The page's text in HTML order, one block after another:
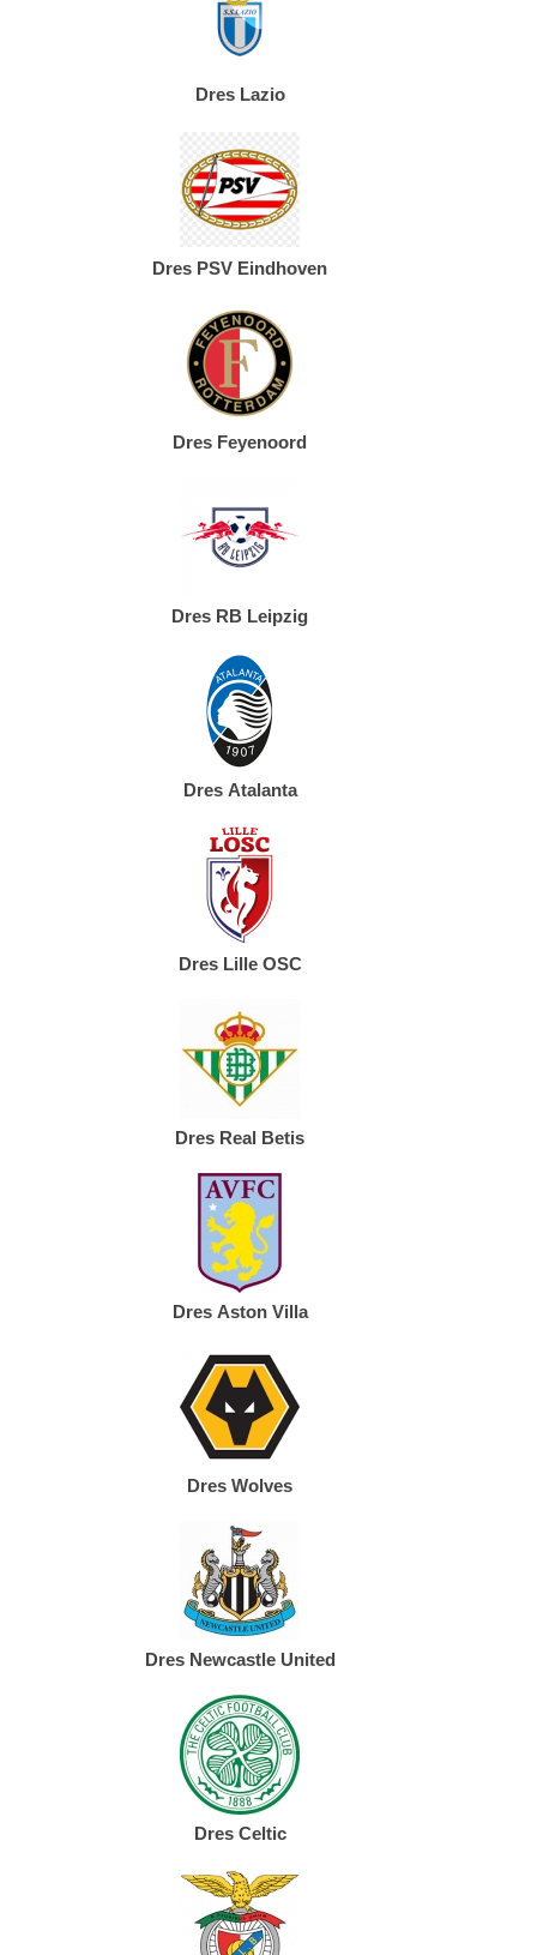
Dres Lazio
Dres PSV Eindhoven
Dres Feyenoord
Dres RB Leipzig
Dres Atalanta
Dres Lille OSC
Dres Real Betis
Dres Aston Villa
Dres Wolves
Dres Newcastle United
Dres Celtic